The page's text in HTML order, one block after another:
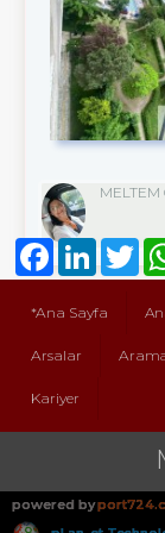
MELTEM
*Ana Sayfa
Arsalar
Kariyer
FacebookLinkedIn
powered by